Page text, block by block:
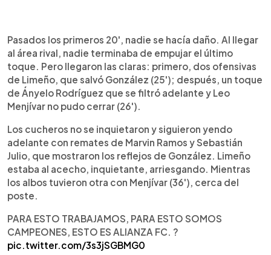
Pasados los primeros 20', nadie se hacía daño. Al llegar
al área rival, nadie terminaba de empujar el último
toque. Pero llegaron las claras: primero, dos ofensivas
de Limeño, que salvó González (25'); después, un toque
de Ányelo Rodríguez que se filtró adelante y Leo
Menjívar no pudo cerrar (26').
Los cucheros no se inquietaron y siguieron yendo
adelante con remates de Marvin Ramos y Sebastián
Julio, que mostraron los reflejos de González. Limeño
estaba al acecho, inquietante, arriesgando. Mientras
los albos tuvieron otra con Menjívar (36'), cerca del
poste.
PARA ESTO TRABAJAMOS, PARA ESTO SOMOS
CAMPEONES, ESTO ES ALIANZA FC. ?
pic.twitter.com/3s3jSGBMG0